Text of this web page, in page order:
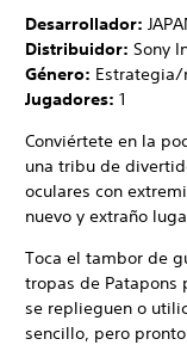
Desarrollador:
Distribuidor: Sony
Género: Estrategia/
Jugadores: 1
Conviértete en la
una tribu de
oculares con
nuevo y extraño
Toca el tambor de
tropas de Patapons
se replieguen o
sencillo, pero